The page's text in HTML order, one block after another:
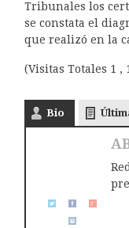
Tribunales los
se constata el
que realizó en la
(Visitas Totales 1 ,
Bio